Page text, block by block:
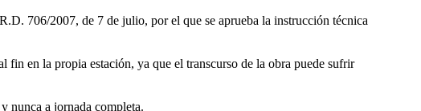
706/2007, de 7 de julio, por el que se aprueba la instrucción técnica
fin en la propia estación, ya que el transcurso de la obra puede sufrir
nunca a jornada completa.